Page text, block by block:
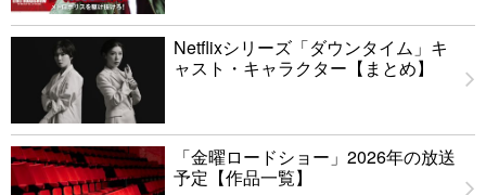
Netflixシリーズ「ダウンタイム」キ
ャスト・キャラクター【まとめ】
「金曜ロードショー」2026年の放送
予定【作品一覧】